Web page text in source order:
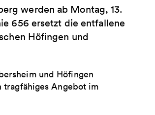
werden ab Montag, 13.
656 ersetzt die entfallene
Höfingen und
und Höfingen
Angebot im